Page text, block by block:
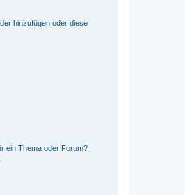
hinzufügen oder diese
ein Thema oder Forum?